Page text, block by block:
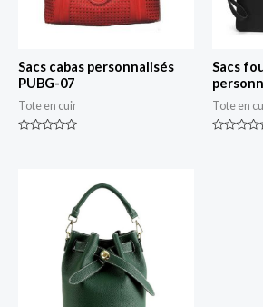
Sacs cabas personnalisés
PUBG-07
Tote en cuir
Sacs
Tote en